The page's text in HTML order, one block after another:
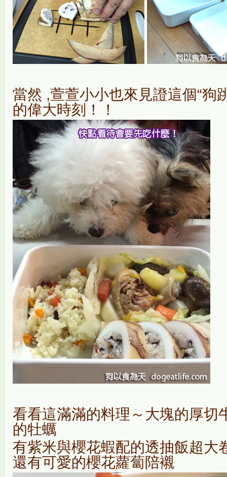
當然 ,萱萱小小也來見證這個“狗
的偉大時刻！！
看看這滿滿的料理～大塊的厚切
的牡蠣
有紫米與櫻花蝦配的透抽飯超大
還有可愛的櫻花蘿蔔陪襯